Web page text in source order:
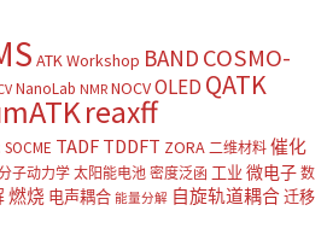
ATK Workshop BAND COSMO-
NanoLab NMR NOCVOLED QATK
reaxff
SOCME TADF TDDFT ZORA 二维材料 催化
子动力学 太阳能电池 密度泛函 工业 微电子 数
燃烧 电声耦合 能量分解 自旋轨道耦合迁移